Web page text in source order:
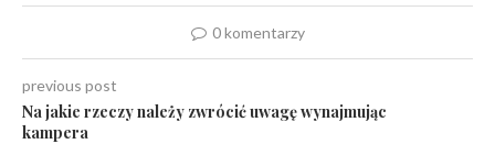
0 komentarzy
previous post
Na jakie rzeczy należy zwrócić uwagę wynajmując
kampera